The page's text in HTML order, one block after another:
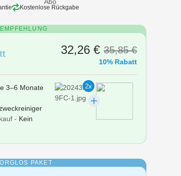
Kostenlose Rückgabe
EMPFEHLUNG
32,26 € 35,85 €
10% Rabatt
3–6 Monate
- Kein
2x
PAKET